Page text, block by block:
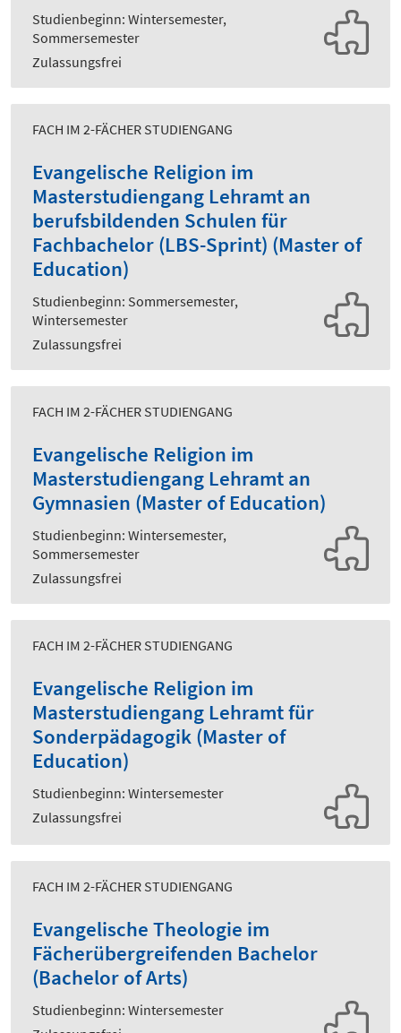
Studienbeginn: Wintersemester,
Sommersemester
Zulassungsfrei
FACH IM 2-FÄCHER STUDIENGANG
Evangelische Religion im
Masterstudiengang Lehramt an
berufsbildenden Schulen für
Fachbachelor (LBS-Sprint) (Master of
Education)
Studienbeginn: Sommersemester,
Wintersemester
Zulassungsfrei
FACH IM 2-FÄCHER STUDIENGANG
Evangelische Religion im
Masterstudiengang Lehramt an
Gymnasien (Master of Education)
Studienbeginn: Wintersemester,
Sommersemester
Zulassungsfrei
FACH IM 2-FÄCHER STUDIENGANG
Evangelische Religion im
Masterstudiengang Lehramt für
Sonderpädagogik (Master of
Education)
Studienbeginn: Wintersemester
Zulassungsfrei
FACH IM 2-FÄCHER STUDIENGANG
Evangelische Theologie im
Fächerübergreifenden Bachelor
(Bachelor of Arts)
Studienbeginn: Wintersemester